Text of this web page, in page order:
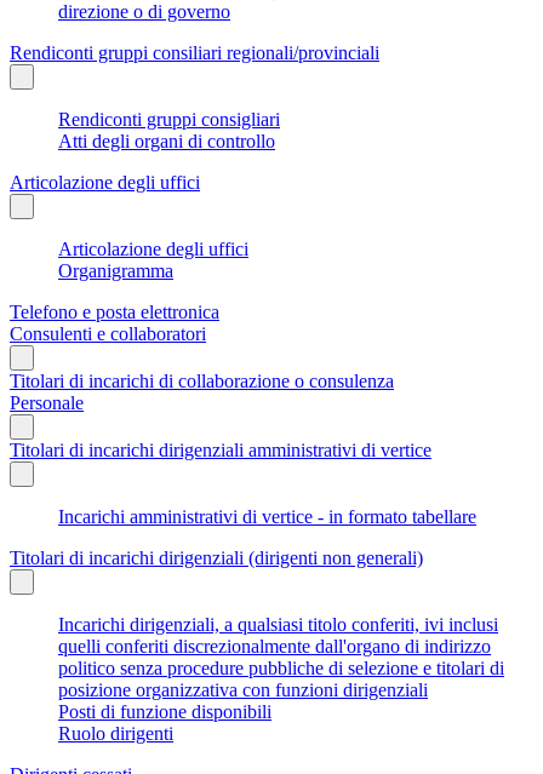
direzione o di governo
Rendiconti gruppi consiliari regionali/provinciali
Rendiconti gruppi consigliari
Atti degli organi di controllo
Articolazione degli uffici
Articolazione degli uffici
Organigramma
Telefono e posta elettronica
Consulenti e collaboratori
Titolari di incarichi di collaborazione o consulenza
Personale
Titolari di incarichi dirigenziali amministrativi di vertice
Incarichi amministrativi di vertice - in formato tabellare
Titolari di incarichi dirigenziali (dirigenti non generali)
Incarichi dirigenziali, a qualsiasi titolo conferiti, ivi inclusi
quelli conferiti discrezionalmente dall'organo di indirizzo
politico senza procedure pubbliche di selezione e titolari di
posizione organizzativa con funzioni dirigenziali
Posti di funzione disponibili
Ruolo dirigenti